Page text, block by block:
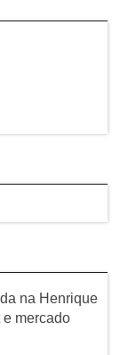
na Henrique
mercado